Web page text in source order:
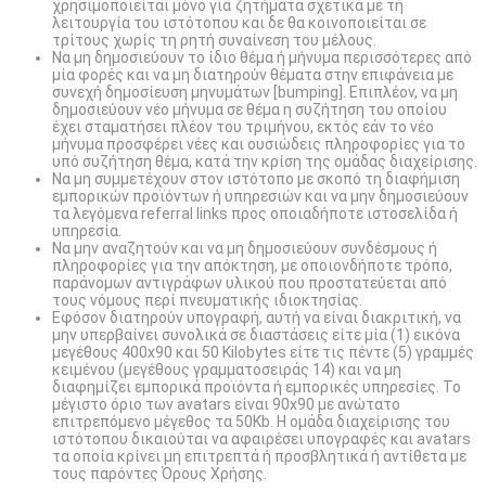
χρησιμοποιείται μόνο για ζητήματα σχετικά με τη
λειτουργία του ιστότοπου και δε θα κοινοποιείται σε
τρίτους χωρίς τη ρητή συναίνεση του μέλους.
Να μη δημοσιεύουν το ίδιο θέμα ή μήνυμα περισσότερες από
μία φορές και να μη διατηρούν θέματα στην επιφάνεια με
συνεχή δημοσίευση μηνυμάτων [bumping]. Επιπλέον, να μη
δημοσιεύουν νέο μήνυμα σε θέμα η συζήτηση του οποίου
έχει σταματήσει πλέον του τριμήνου, εκτός εάν το νέο
μήνυμα προσφέρει νέες και ουσιώδεις πληροφορίες για το
υπό συζήτηση θέμα, κατά την κρίση της ομάδας διαχείρισης.
Να μη συμμετέχουν στον ιστότοπο με σκοπό τη διαφήμιση
εμπορικών προϊόντων ή υπηρεσιών και να μην δημοσιεύουν
τα λεγόμενα referral links προς οποιαδήποτε ιστοσελίδα ή
υπηρεσία.
Να μην αναζητούν και να μη δημοσιεύουν συνδέσμους ή
πληροφορίες για την απόκτηση, με οποιονδήποτε τρόπο,
παράνομων αντιγράφων υλικού που προστατεύεται από
τους νόμους περί πνευματικής ιδιοκτησίας.
Εφόσον διατηρούν υπογραφή, αυτή να είναι διακριτική, να
μην υπερβαίνει συνολικά σε διαστάσεις είτε μία (1) εικόνα
μεγέθους 400x90 και 50 Kilobytes είτε τις πέντε (5) γραμμές
κειμένου (μεγέθους γραμματοσειράς 14) και να μη
διαφημίζει εμπορικά προϊόντα ή εμπορικές υπηρεσίες. Το
μέγιστο όριο των avatars είναι 90x90 με ανώτατο
επιτρεπόμενο μέγεθος τα 50Kb. Η ομάδα διαχείρισης του
ιστότοπου δικαιούται να αφαιρέσει υπογραφές και avatars
τα οποία κρίνει μη επιτρεπτά ή προσβλητικά ή αντίθετα με
τους παρόντες Όρους Χρήσης.